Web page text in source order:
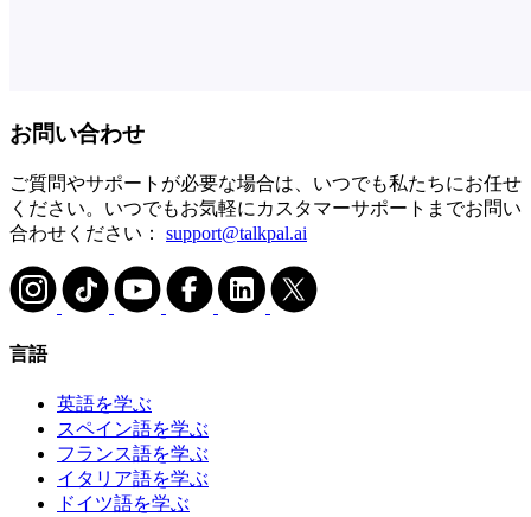
お問い合わせ
ご質問やサポートが必要な場合は、いつでも私たちにお任せ
ください。いつでもお気軽にカスタマーサポートまでお問い
合わせください： support@talkpal.ai
言語
英語を学ぶ
スペイン語を学ぶ
フランス語を学ぶ
イタリア語を学ぶ
ドイツ語を学ぶ